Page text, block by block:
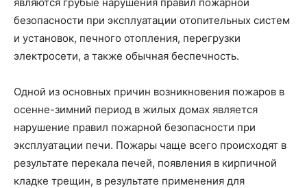
безопасности при эксплуатации отопительных систем
и установок, печного отопления, перегрузки
электросети, а также обычная беспечность.
Одной из основных причин возникновения пожаров в
осенне-зимний период в жилых домах является
нарушение правил пожарной безопасности при
эксплуатации печи. Пожары чаще всего происходят в
результате перекала печей, появления в кирпичной
кладке трещин, в результате применения для